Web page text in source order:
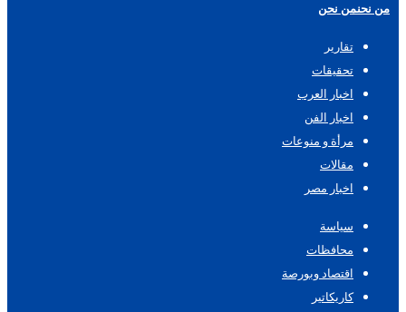
من نحنمن نحن
تقارير
تحقيقات
اخبار العرب
اخبار الفن
مرأة و منوعات
مقالات
اخبار مصر
سياسة
محافظات
اقتصاد وبورصة
كاريكاتير